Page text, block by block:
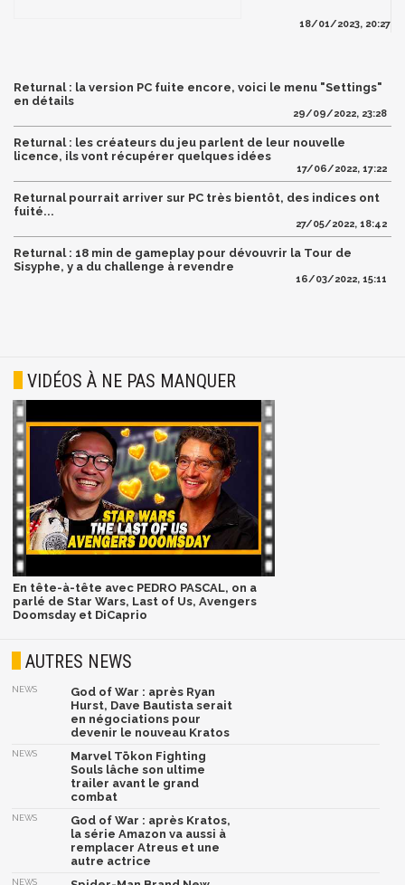
18/01/2023, 20:27
Returnal : la version PC fuite encore, voici le menu "Settings"
en détails
29/09/2022, 23:28
Returnal : les créateurs du jeu parlent de leur nouvelle
licence, ils vont récupérer quelques idées
17/06/2022, 17:22
Returnal pourrait arriver sur PC très bientôt, des indices ont
fuité...
27/05/2022, 18:42
Returnal : 18 min de gameplay pour dévouvrir la Tour de
Sisyphe, y a du challenge à revendre
16/03/2022, 15:11
VIDÉOS À NE PAS MANQUER
En tête-à-tête avec PEDRO PASCAL, on a
parlé de Star Wars, Last of Us, Avengers
Doomsday et DiCaprio
AUTRES NEWS
NEWS
God of War : après Ryan
Hurst, Dave Bautista serait
en négociations pour
devenir le nouveau Kratos
NEWS
Marvel Tōkon Fighting
Souls lâche son ultime
trailer avant le grand
combat
NEWS
God of War : après Kratos,
la série Amazon va aussi à
remplacer Atreus et une
autre actrice
NEWS